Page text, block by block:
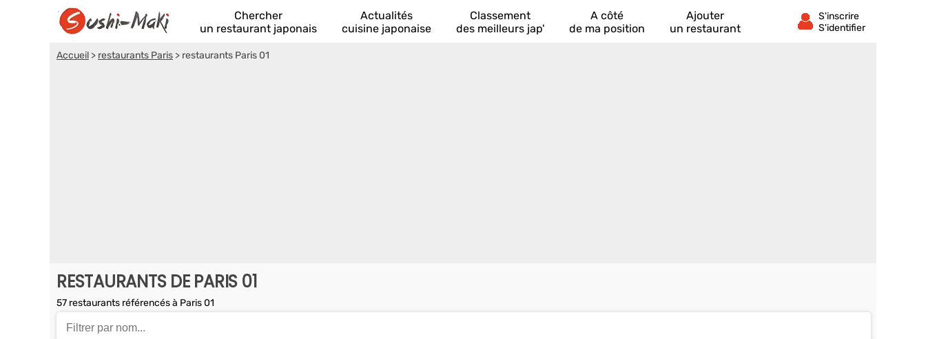
Chercher
un restaurant japonais
Actualités
cuisine japonaise
Classement
des meilleurs jap'
A côté
de ma position
Ajouter
un restaurant
Accueil > restaurants Paris > restaurants Paris 01
RESTAURANTS DE PARIS 01
57 restaurants référencés à Paris 01